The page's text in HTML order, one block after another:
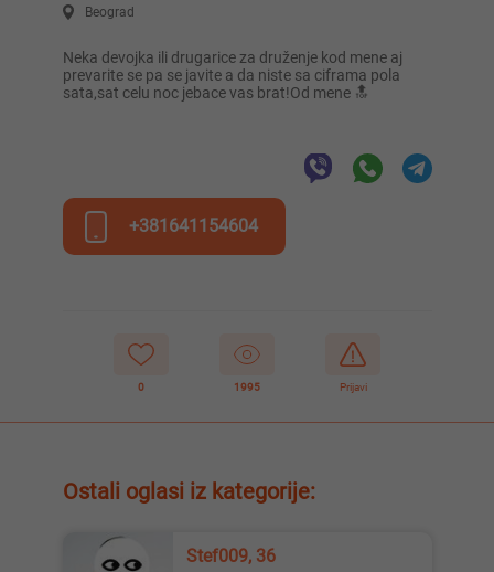
Beograd
Neka devojka ili drugarice za druženje kod mene aj
prevarite se pa se javite a da niste sa ciframa pola
sata,sat celu noc jebace vas brat!Od mene 🔝
+381641154604
0 1995 Prijavi
Ostali oglasi iz kategorije:
Stef009, 36